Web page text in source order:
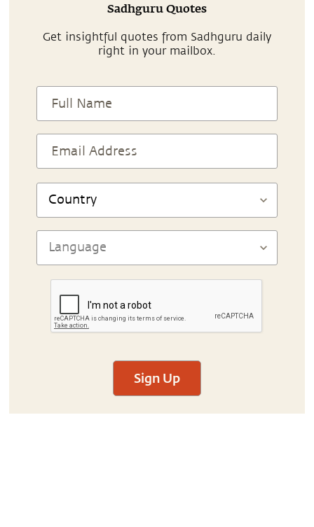
Sadhguru Quotes
Get insightful quotes from Sadhguru daily
right in your mailbox.
Sign Up